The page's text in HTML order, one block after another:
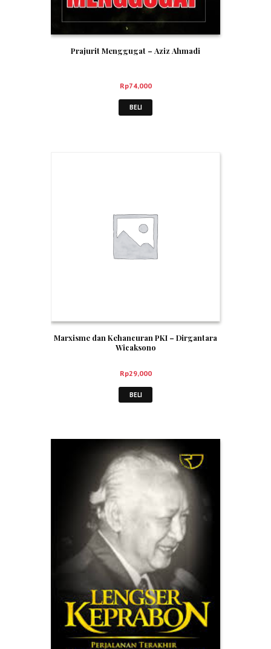
Prajurit Menggugat – Aziz Ahmadi
Rp74,000
BELI
Marxisme dan Kehancuran PKI – Dirgantara
Wicaksono
Rp29,000
BELI